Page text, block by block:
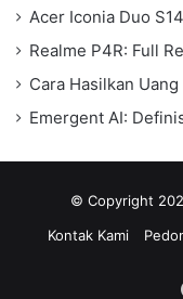
Acer Iconia Duo
Realme P4R: Full
Cara Hasilkan
Emergent AI:
© Copyright
Kontak Kami